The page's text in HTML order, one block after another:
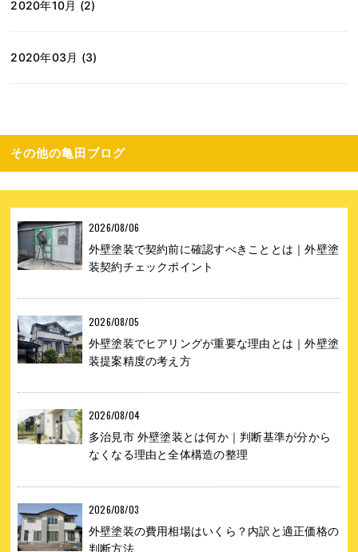
2020年10月 (2)
2020年03月 (3)
その他の亀田ブログ
2026/08/06
外壁塗装で契約前に確認すべきこととは｜外壁塗
装契約チェックポイント
2026/08/05
外壁塗装でヒアリングが重要な理由とは｜外壁塗
装提案精度の考え方
2026/08/04
多治見市 外壁塗装とは何か｜判断基準が分から
なくなる理由と全体構造の整理
2026/08/03
外壁塗装の費用相場はいくら？内訳と適正価格の
判断方法